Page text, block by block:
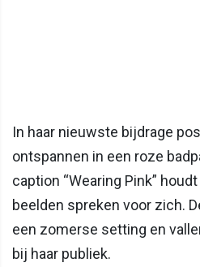
In haar nieuwste bijdrage
ontspannen in een roze
caption “Wearing Pink”
beelden spreken voor zich.
een zomerse setting en
bij haar publiek.